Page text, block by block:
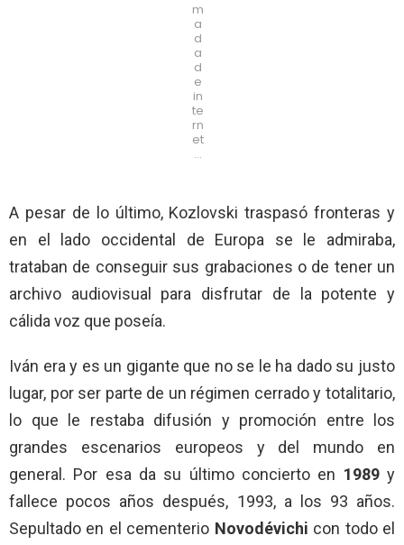
m
a
d
a
d
e
in
te
rn
et
…
A pesar de lo último, Kozlovski traspasó fronteras y
en el lado occidental de Europa se le admiraba,
trataban de conseguir sus grabaciones o de tener un
archivo audiovisual para disfrutar de la potente y
cálida voz que poseía.
Iván era y es un gigante que no se le ha dado su justo
lugar, por ser parte de un régimen cerrado y totalitario,
lo que le restaba difusión y promoción entre los
grandes escenarios europeos y del mundo en
general. Por esa da su último concierto en 1989y
fallece pocos años después, 1993, a los 93 años.
Sepultado en el cementerio Novodévichi con todo el